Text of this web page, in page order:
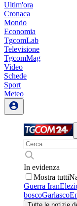
Ultim'ora
Cronaca
Mondo
Economia
TgcomLab
Televisione
TgcomMag
Video
Schede
Sport
Meteo
In evidenza
Mostra tutti
Guerra Iran
boscoGarlasco